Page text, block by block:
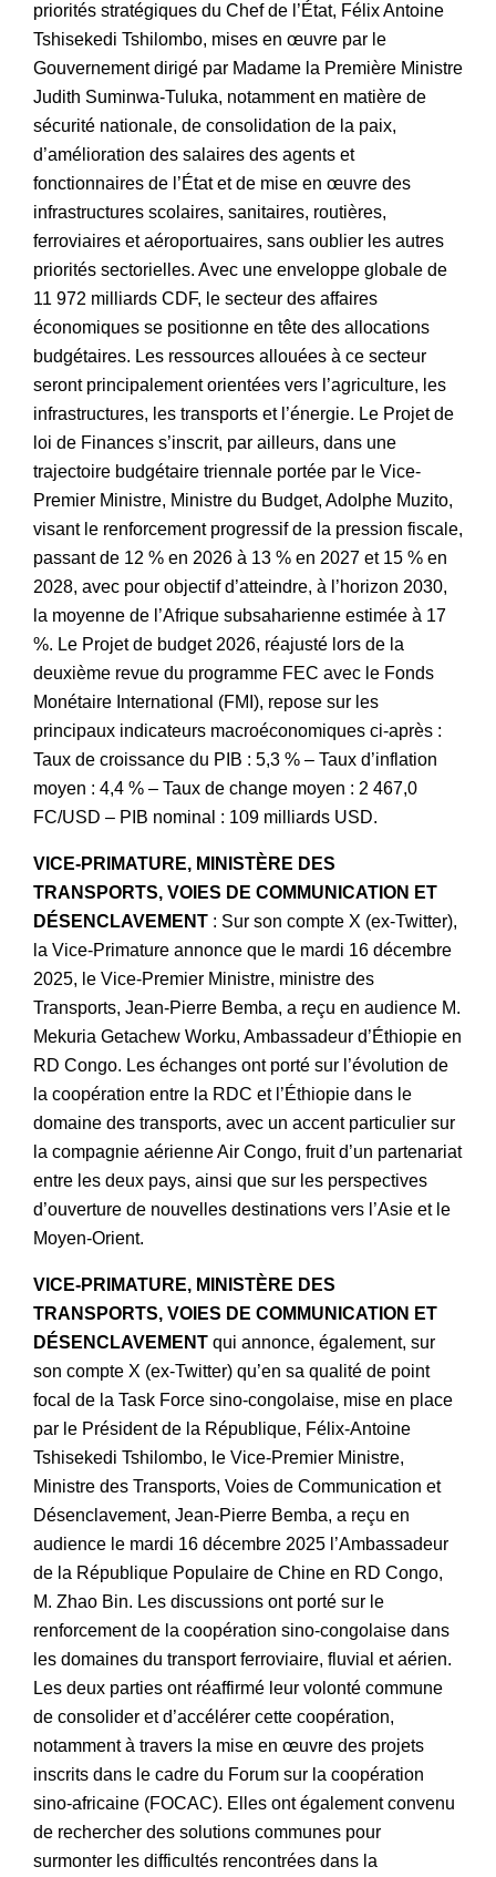
priorités stratégiques du Chef de l’État, Félix Antoine
Tshisekedi Tshilombo, mises en œuvre par le
Gouvernement dirigé par Madame la Première Ministre
Judith Suminwa-Tuluka, notamment en matière de
sécurité nationale, de consolidation de la paix,
d’amélioration des salaires des agents et
fonctionnaires de l’État et de mise en œuvre des
infrastructures scolaires, sanitaires, routières,
ferroviaires et aéroportuaires, sans oublier les autres
priorités sectorielles. Avec une enveloppe globale de
11 972 milliards CDF, le secteur des affaires
économiques se positionne en tête des allocations
budgétaires. Les ressources allouées à ce secteur
seront principalement orientées vers l’agriculture, les
infrastructures, les transports et l’énergie. Le Projet de
loi de Finances s’inscrit, par ailleurs, dans une
trajectoire budgétaire triennale portée par le Vice-
Premier Ministre, Ministre du Budget, Adolphe Muzito,
visant le renforcement progressif de la pression fiscale,
passant de 12 % en 2026 à 13 % en 2027 et 15 % en
2028, avec pour objectif d’atteindre, à l’horizon 2030,
la moyenne de l’Afrique subsaharienne estimée à 17
%. Le Projet de budget 2026, réajusté lors de la
deuxième revue du programme FEC avec le Fonds
Monétaire International (FMI), repose sur les
principaux indicateurs macroéconomiques ci-après :
Taux de croissance du PIB : 5,3 % – Taux d’inflation
moyen : 4,4 % – Taux de change moyen : 2 467,0
FC/USD – PIB nominal : 109 milliards USD.
VICE-PRIMATURE, MINISTÈRE DES
TRANSPORTS, VOIES DE COMMUNICATION ET
DÉSENCLAVEMENT : Sur son compte X (ex-Twitter),
la Vice-Primature annonce que le mardi 16 décembre
2025, le Vice-Premier Ministre, ministre des
Transports, Jean-Pierre Bemba, a reçu en audience M.
Mekuria Getachew Worku, Ambassadeur d’Éthiopie en
RD Congo. Les échanges ont porté sur l’évolution de
la coopération entre la RDC et l’Éthiopie dans le
domaine des transports, avec un accent particulier sur
la compagnie aérienne Air Congo, fruit d’un partenariat
entre les deux pays, ainsi que sur les perspectives
d’ouverture de nouvelles destinations vers l’Asie et le
Moyen-Orient.
VICE-PRIMATURE, MINISTÈRE DES
TRANSPORTS, VOIES DE COMMUNICATION ET
DÉSENCLAVEMENT qui annonce, également, sur
son compte X (ex-Twitter) qu’en sa qualité de point
focal de la Task Force sino-congolaise, mise en place
par le Président de la République, Félix-Antoine
Tshisekedi Tshilombo, le Vice-Premier Ministre,
Ministre des Transports, Voies de Communication et
Désenclavement, Jean-Pierre Bemba, a reçu en
audience le mardi 16 décembre 2025 l’Ambassadeur
de la République Populaire de Chine en RD Congo,
M. Zhao Bin. Les discussions ont porté sur le
renforcement de la coopération sino-congolaise dans
les domaines du transport ferroviaire, fluvial et aérien.
Les deux parties ont réaffirmé leur volonté commune
de consolider et d’accélérer cette coopération,
notamment à travers la mise en œuvre des projets
inscrits dans le cadre du Forum sur la coopération
sino-africaine (FOCAC). Elles ont également convenu
de rechercher des solutions communes pour
surmonter les difficultés rencontrées dans la